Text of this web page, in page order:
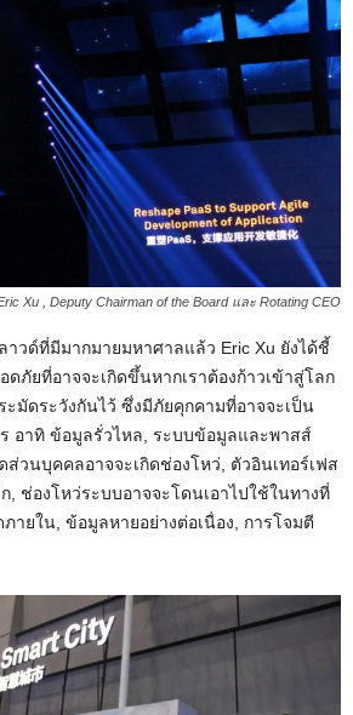
Xu , Deputy Chairman of the Board และ Rotating CEO
วด์ที่มีมากมายมหาศาลแล้ว Eric Xu ยังได้ชี้
ดภัยที่อาจจะเกิดขึ้นหากเราต้องก้าวเข้าสู่โลก
ะมัดระวังกันไว้ ซึ่งมีภัยคุกคามที่อาจจะเป็น
อาทิ ข้อมูลรั่วไหล, ระบบข้อมูลและพาสส์
ส่วนบุคคลอาจจะเกิดช่องโหว่, ตัวอินเทอร์เฟส
, ช่องโหว่ระบบอาจจะโดนเอาไปใช้ในทางที่
ายใน, ข้อมูลหายอย่างต่อเนื่อง, การโจมตี